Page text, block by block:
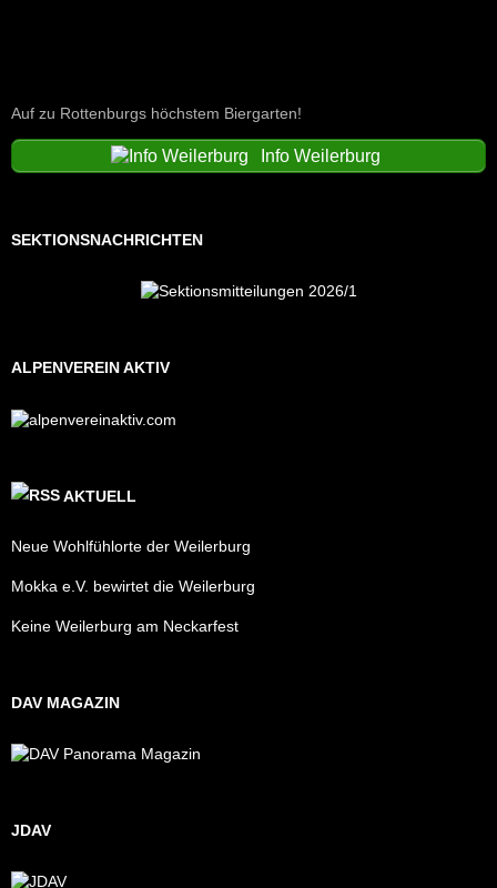
Auf zu Rottenburgs höchstem Biergarten!
Info Weilerburg
SEKTIONSNACHRICHTEN
ALPENVEREIN AKTIV
AKTUELL
Neue Wohlfühlorte der Weilerburg
Mokka e.V. bewirtet die Weilerburg
Keine Weilerburg am Neckarfest
DAV MAGAZIN
JDAV